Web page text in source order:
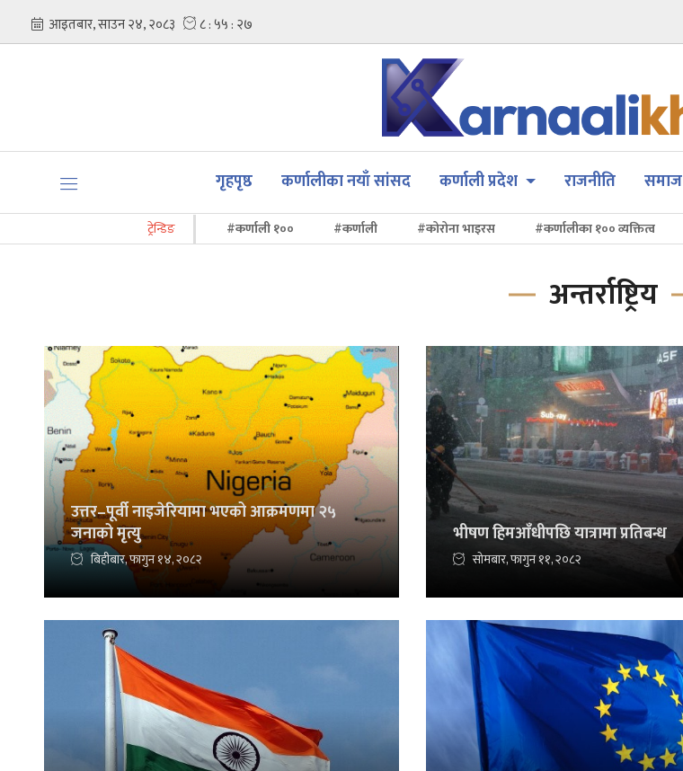
गृहपृष्ठ कर्णालीका नयाँ सांसद कर्णाली प्रदेश राजनीति समाज
ट्रेन्डिङ #कर्णाली १०० #कर्णाली #कोरोना भाइरस #कर्णालीका १०० व्यक्तित्व
अन्तर्राष्ट्रिय
उत्तर–पूर्वी नाइजेरियामा भएको आक्रमणमा २५
जनाको मृत्यु
बिहीबार, फागुन १४, २०८२
भीषण हिमआँधीपछि यात्रामा प्रतिबन्ध
सोमबार, फागुन ११, २०८२